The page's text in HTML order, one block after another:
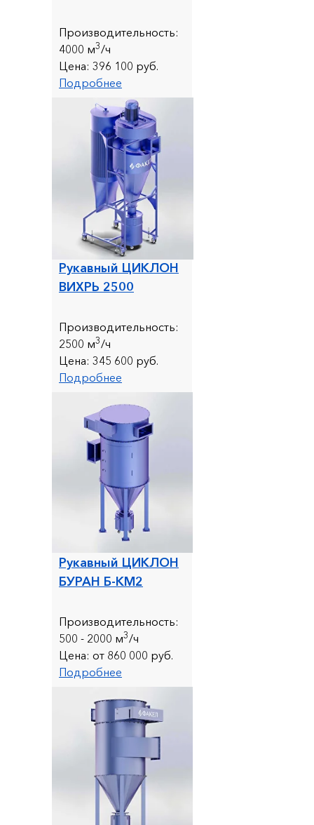
Производительность:
4000 м3/ч
Цена: 396 100 руб.
Подробнее
Рукавный ЦИКЛОН
ВИХРЬ 2500
Производительность:
2500 м3/ч
Цена: 345 600 руб.
Подробнее
Рукавный ЦИКЛОН
БУРАН Б-КМ2
Производительность:
500 - 2000 м3/ч
Цена: от 860 000 руб.
Подробнее